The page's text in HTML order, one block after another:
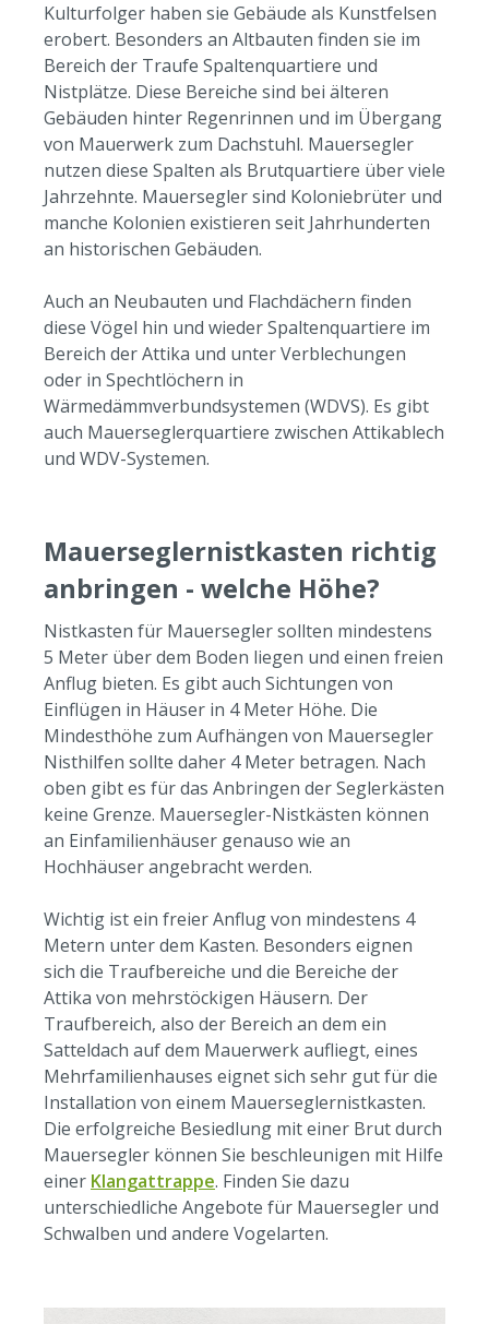
Kulturfolger haben sie Gebäude als Kunstfelsen
erobert. Besonders an Altbauten finden sie im
Bereich der Traufe Spaltenquartiere und
Nistplätze. Diese Bereiche sind bei älteren
Gebäuden hinter Regenrinnen und im Übergang
von Mauerwerk zum Dachstuhl. Mauersegler
nutzen diese Spalten als Brutquartiere über viele
Jahrzehnte. Mauersegler sind Koloniebrüter und
manche Kolonien existieren seit Jahrhunderten
an historischen Gebäuden.
Auch an Neubauten und Flachdächern finden
diese Vögel hin und wieder Spaltenquartiere im
Bereich der Attika und unter Verblechungen
oder in Spechtlöchern in
Wärmedämmverbundsystemen (WDVS). Es gibt
auch Mauerseglerquartiere zwischen Attikablech
und WDV-Systemen.
Mauerseglernistkasten richtig
anbringen - welche Höhe?
Nistkasten für Mauersegler sollten mindestens
5 Meter über dem Boden liegen und einen freien
Anflug bieten. Es gibt auch Sichtungen von
Einflügen in Häuser in 4 Meter Höhe. Die
Mindesthöhe zum Aufhängen von Mauersegler
Nisthilfen sollte daher 4 Meter betragen. Nach
oben gibt es für das Anbringen der Seglerkästen
keine Grenze. Mauersegler-Nistkästen können
an Einfamilienhäuser genauso wie an
Hochhäuser angebracht werden.
Wichtig ist ein freier Anflug von mindestens 4
Metern unter dem Kasten. Besonders eignen
sich die Traufbereiche und die Bereiche der
Attika von mehrstöckigen Häusern. Der
Traufbereich, also der Bereich an dem ein
Satteldach auf dem Mauerwerk aufliegt, eines
Mehrfamilienhauses eignet sich sehr gut für die
Installation von einem Mauerseglernistkasten.
Die erfolgreiche Besiedlung mit einer Brut durch
Mauersegler können Sie beschleunigen mit Hilfe
einer Klangattrappe. Finden Sie dazu
unterschiedliche Angebote für Mauersegler und
Schwalben und andere Vogelarten.